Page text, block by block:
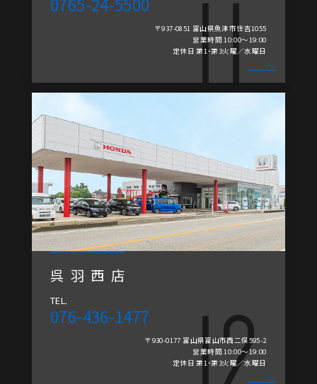
〒937-0851 富山県魚津市住吉1055
営業時間 10:00～19:00
定休日 第1・第3火曜／水曜日
呉羽西店
TEL.
076-436-1477
〒930-0177 富山県富山市西二俣595-2
営業時間 10:00～19:00
定休日 第1・第3火曜／水曜日